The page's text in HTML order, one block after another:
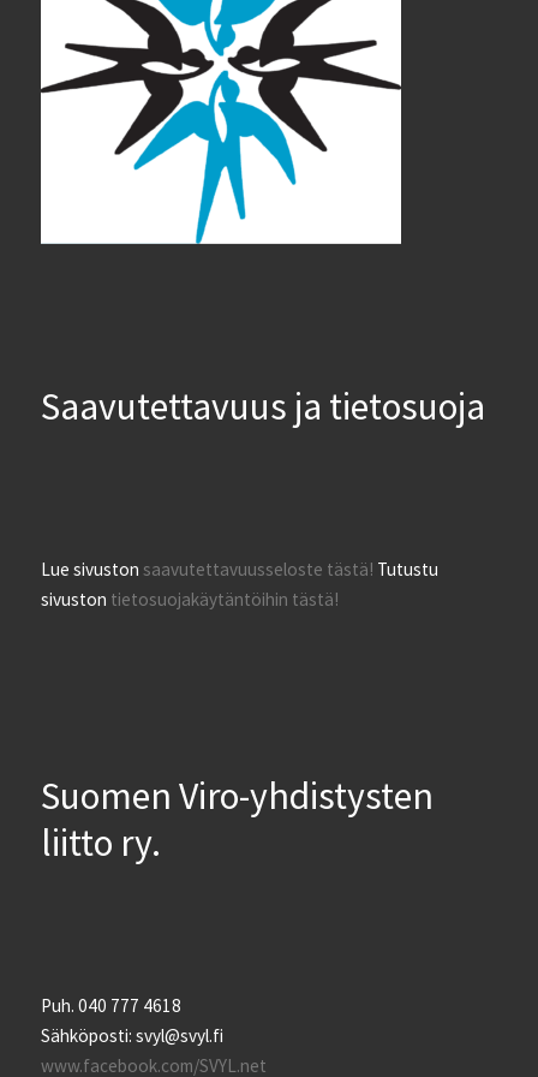
Saavutettavuus ja tietosuoja
Lue sivustonsaavutettavuusseloste tästä! Tutustu
sivuston tietosuojakäytäntöihin tästä!
Suomen Viro-yhdistysten
liitto ry.
Puh. 040 777 4618
Sähköposti: svyl@svyl.fi
www.facebook.com/SVYL.net